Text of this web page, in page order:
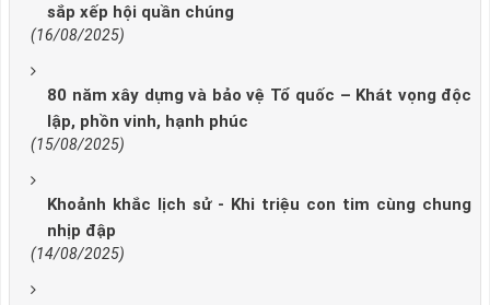
sắp xếp hội quần chúng
(16/08/2025)
80 năm xây dựng và bảo vệ Tổ quốc – Khát vọng độc
lập, phồn vinh, hạnh phúc
(15/08/2025)
Khoảnh khắc lịch sử - Khi triệu con tim cùng chung
nhịp đập
(14/08/2025)